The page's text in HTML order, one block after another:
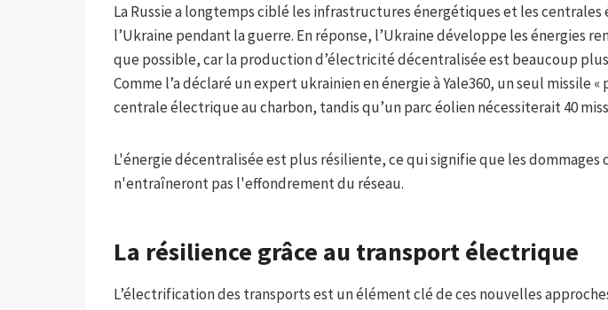
La Russie a longtemps ciblé les infrastructures énergétiques et les
l’Ukraine pendant la guerre. En réponse, l’Ukraine développe les énergies
que possible, car la production d’électricité décentralisée est beaucoup
Comme l’a déclaré un expert ukrainien en énergie à Yale360, un seul missile
centrale électrique au charbon, tandis qu’un parc éolien nécessiterait 40
L'énergie décentralisée est plus résiliente, ce qui signifie que les dommages
n'entraîneront pas l'effondrement du réseau.
La résilience grâce au transport électrique
L’électrification des transports est un élément clé de ces nouvelles